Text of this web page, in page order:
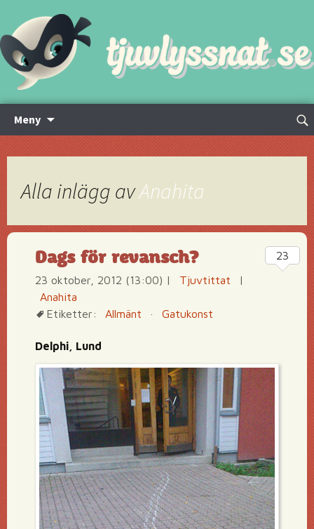
Meny
innehåll
Sök
Alla inlägg avAnahita
Dags för revansch?
23 oktober, 2012 (13:00) | Tjuvtittat
|
Anahita
Etiketter:
Allmänt · Gatukonst
Delphi, Lund
23